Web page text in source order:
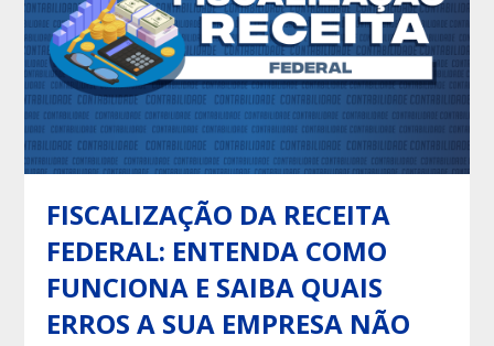
FISCALIZAÇÃO DA RECEITA
FEDERAL: ENTENDA COMO
FUNCIONA E SAIBA QUAIS
ERROS A SUA EMPRESA NÃO